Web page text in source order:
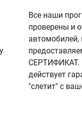
Все наши
проверены и
СЕРТИФИКАТ.
действует
"слетит" с